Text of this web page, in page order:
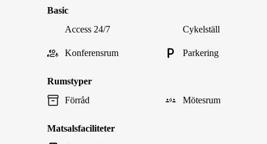
Basic
Access 24/7
Cykelställ
Konferensrum Parkering
Rumstyper
Förråd
Mötesrum
Matsalsfaciliteter